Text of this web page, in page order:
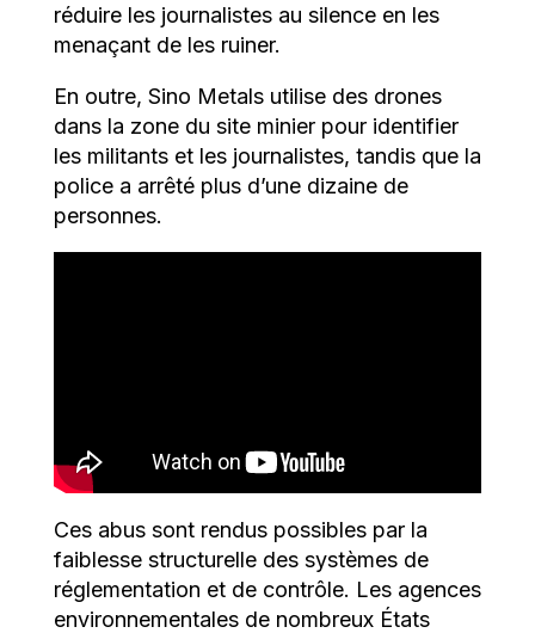
réduire les journalistes au silence en les
menaçant de les ruiner.
En outre, Sino Metals utilise des drones
dans la zone du site minier pour identifier
les militants et les journalistes, tandis que la
police a arrêté plus d’une dizaine de
personnes.
Ces abus sont rendus possibles par la
faiblesse structurelle des systèmes de
réglementation et de contrôle. Les agences
environnementales de nombreux États